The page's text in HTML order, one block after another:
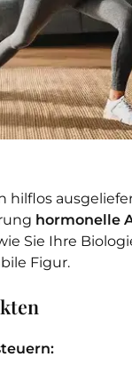
hilflos
hormonelle
Sie Ihre
Figur.